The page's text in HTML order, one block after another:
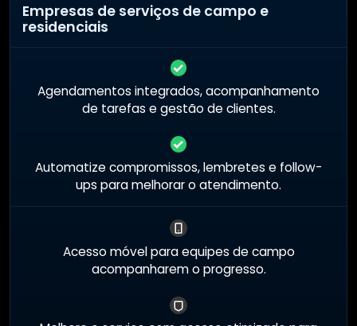
Empresas de serviços de campo e
residenciais
Agendamentos integrados, acompanhamento
de tarefas e gestão de clientes.
Automatize compromissos, lembretes e follow-
ups para melhorar o atendimento.
Acesso móvel para equipes de campo
acompanharem o progresso.